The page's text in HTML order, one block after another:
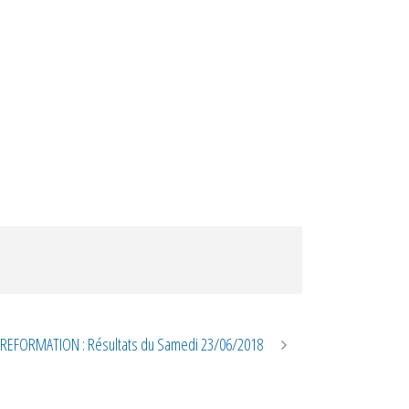
: Résultats du Samedi 23/06/2018